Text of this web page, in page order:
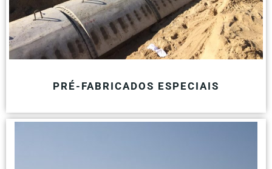
PRÉ-FABRICADOS ESPECIAIS